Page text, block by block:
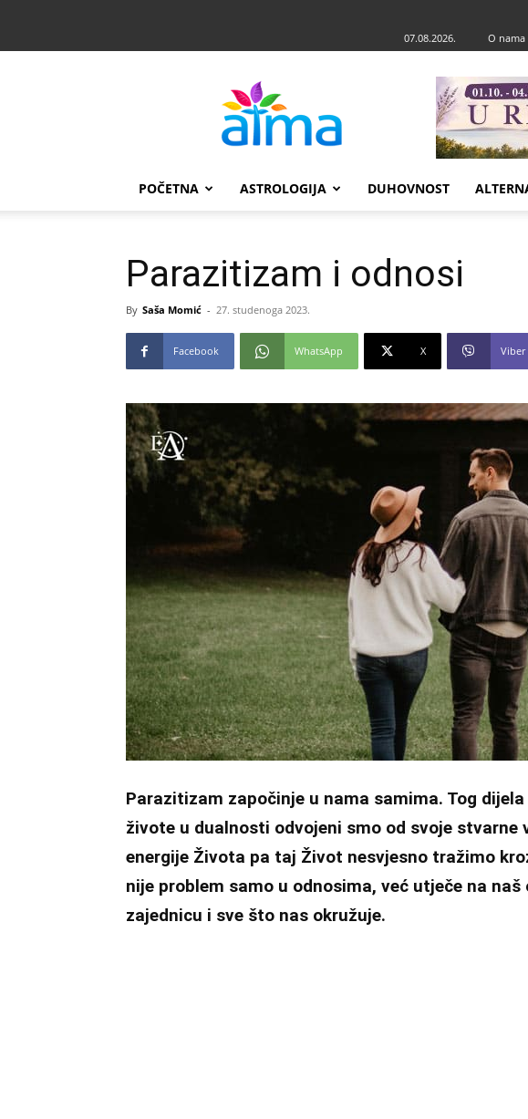
07.08.2026. O nama
POČETNA ASTROLOGIJA DUHOVNOST
Parazitizam i odnosi
By Saša Momić - 27. studenoga 2023.
Facebook WhatsApp X Viber
Parazitizam započinje u nama samima. Tog
živote u dualnosti odvojeni smo od svoje stvarne
energije Života pa taj Život nesvjesno tražimo
nije problem samo u odnosima, već utječe na
zajednicu i sve što nas okružuje.